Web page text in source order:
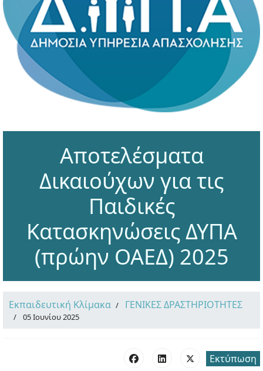
Αποτελέσματα
Δικαιούχων για τις
Παιδικές
Κατασκηνώσεις ΔΥΠΑ
(πρώην ΟΑΕΔ) 2025
Εκπαιδευτική Κλίμακα ΓΕΝΙΚΕΣ ΔΡΑΣΤΗΡΙΟΤΗΤΕΣ
05 Ιουνίου 2025
Εκτύπωση